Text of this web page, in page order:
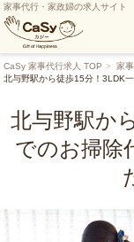
家事代行・家政婦の求人サイト
CaSy 家事代行求人 TOP 家
北与野駅から徒歩15分！3LDK
北与野駅か
でのお掃除